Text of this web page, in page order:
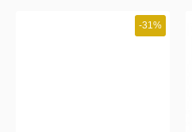
-31%